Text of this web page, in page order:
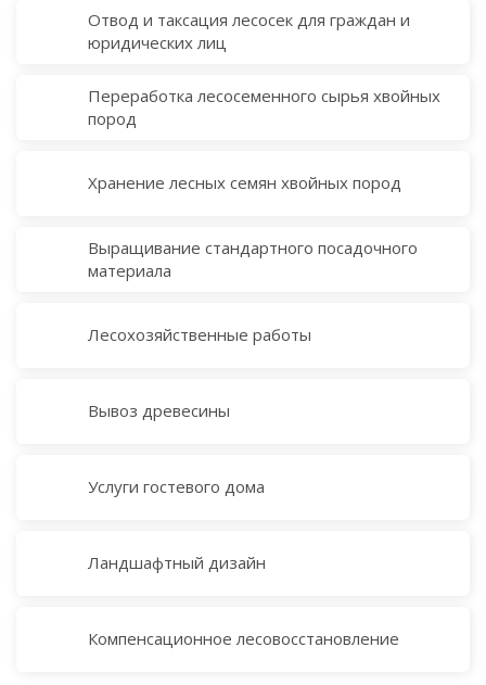
Отвод и таксация лесосек для граждан и
юридических лиц
Переработка лесосеменного сырья хвойных
пород
Хранение лесных семян хвойных пород
Выращивание стандартного посадочного
материала
Лесохозяйственные работы
Вывоз древесины
Услуги гостевого дома
Ландшафтный дизайн
Компенсационное лесовосстановление